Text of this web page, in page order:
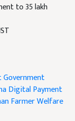
to 35 lakh
Government
Digital Payment
Farmer Welfare